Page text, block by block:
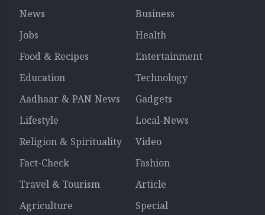
News
Business
Jobs
Health
Food & Recipes
Entertainment
Education
Technology
Aadhaar & PAN News
Gadgets
Lifestyle
Local-News
Religion & Spirituality
Video
Fact-Check
Fashion
Travel & Tourism
Article
Agriculture
Special